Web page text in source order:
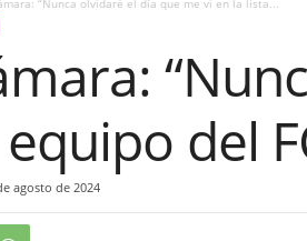
o
|
“Nunca olvidaré el día que me vi en la lista...
del
agosto de 2024